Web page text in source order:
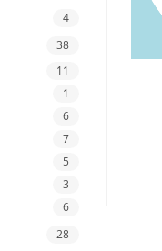
4
38
11
1
6
7
5
3
6
28